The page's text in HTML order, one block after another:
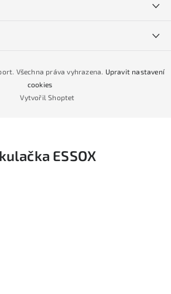
ESSOX
Vytvořil Shoptet
. Všechna práva vyhrazena. Upravit nastavení
cookies
ESSOX